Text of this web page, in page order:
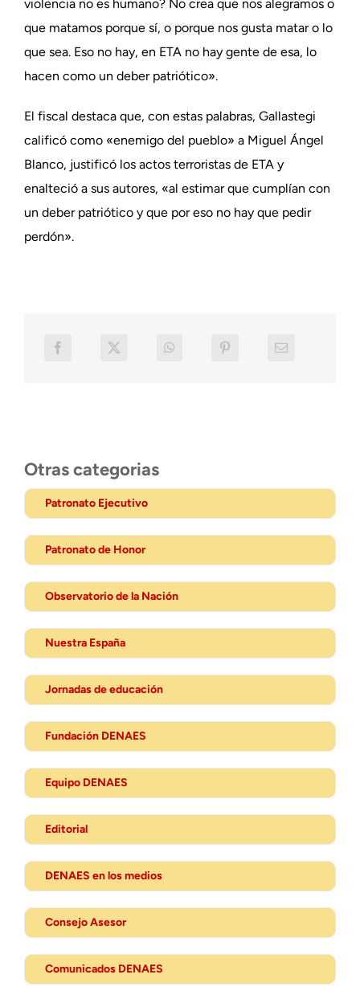
violencia no es humano? No crea que nos alegramos o
que matamos porque sí, o porque nos gusta matar o lo
que sea. Eso no hay, en ETA no hay gente de esa, lo
hacen como un deber patriótico».
El fiscal destaca que, con estas palabras, Gallastegi
calificó como «enemigo del pueblo» a Miguel Ángel
Blanco, justificó los actos terroristas de ETA y
enalteció a sus autores, «al estimar que cumplían con
un deber patriótico y que por eso no hay que pedir
perdón».
Otras categorias
Patronato Ejecutivo
Patronato de Honor
Observatorio de la Nación
Nuestra España
Jornadas de educación
Fundación DENAES
Equipo DENAES
Editorial
DENAES en los medios
Consejo Asesor
Comunicados DENAES